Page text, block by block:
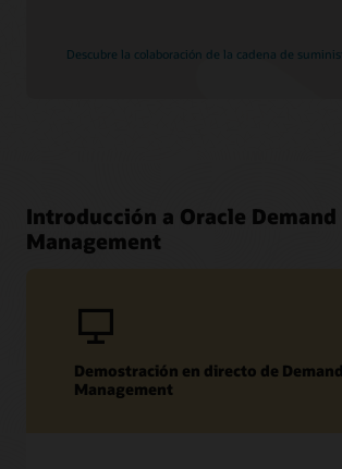
Descubre la colaboración de la cadena de
Introducción a Oracle Demand
Management
Demostración en directo de Demand
Management